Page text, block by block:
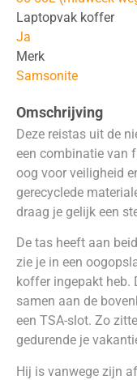
Laptopvak koffer
Ja
Merk
Samsonite
Omschrijving
Deze reistas uit de
een combinatie van
oog voor veiligheid
gerecyclede
draag je gelijk een
De tas heeft aan
zie je in een
koffer ingepakt heb.
samen aan de
een TSA-slot. Zo
gedurende je
Hij is vanwege zijn